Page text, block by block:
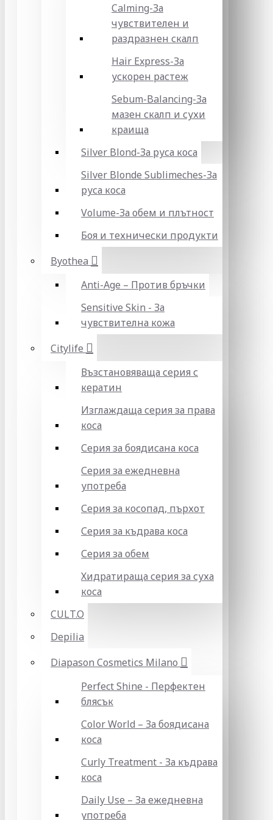
Calming-За
чувствителен и
раздразнен скалп
Hair Express-За
ускорен растеж
Sebum-Balancing-За
мазен скалп и сухи
краища
Silver Blond-За руса коса
Silver Blonde Sublіmeches-За
руса коса
Volume-За обем и плътност
Боя и технически продукти
Byothea
Anti-Age – Против бръчки
Sensitive Skin - За
чувствителна кожа
Citylife
Възстановяваща серия с
кератин
Изглаждаща серия за права
коса
Серия за боядисана коса
Серия за ежедневна
употреба
Серия за косопад, пърхот
Серия за къдрава коса
Серия за обем
Хидратираща серия за суха
коса
CULT.O
Depilia
Diapason Cosmetics Milano
Perfect Shine - Перфектен
блясък
Color World – За боядисана
коса
Curly Treatment - За къдрава
коса
Daily Use – За ежедневна
употреба